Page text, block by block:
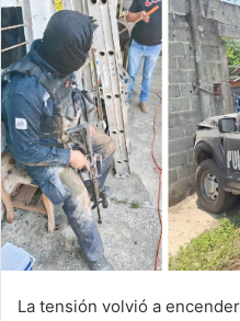
La tensión volvió a